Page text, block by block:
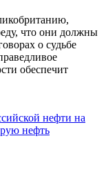
что они должны
о судьбе
обеспечит